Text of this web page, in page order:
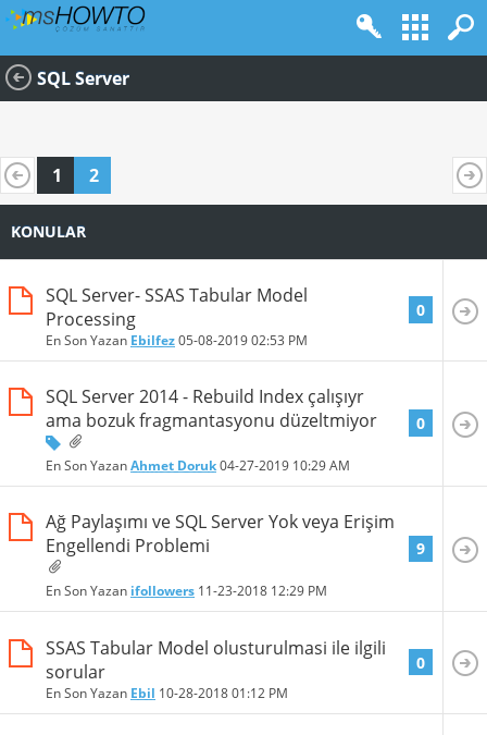
SQL Server
1 2
KONULAR
SQL Server- SSAS Tabular Model
Processing
En Son Yazan Ebilfez05-08-201902:53 PM
0
SQL Server 2014 - Rebuild Index çalışıyr
ama bozuk fragmantasyonu düzeltmiyor
En Son YazanAhmet Doruk04-27-2019 10:29 AM
0
Ağ Paylaşımı ve SQL Server Yok veya Erişim
Engellendi Problemi
En Son Yazan ifollowers 11-23-2018 12:29 PM
9
SSAS Tabular Model olusturulmasi ile ilgili
sorular
En Son Yazan Ebil 10-28-201801:12 PM
0